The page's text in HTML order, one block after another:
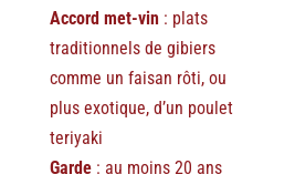
Accord met-vin : plats
traditionnels de gibiers
comme un faisan rôti, ou
plus exotique, d’un poulet
teriyaki
Garde: au moins 20 ans